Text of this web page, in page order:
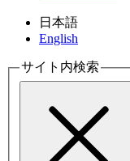
日本語
English
サイト内検索